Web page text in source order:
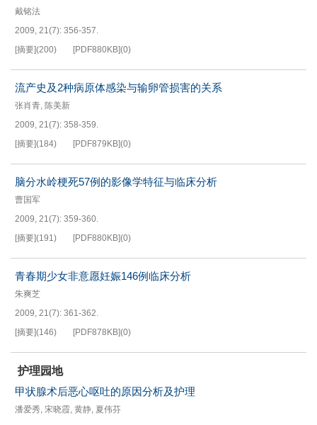
戴铭法
2009, 21(7): 356-357.
[摘要](200) [PDF880KB](0)
流产史及2种病原体感染与输卵管损害的关系
张肖青, 陈美新
2009, 21(7): 358-359.
[摘要](184) [PDF879KB](0)
脑分水岭梗死57例的影像学特征与临床分析
曹国军
2009, 21(7): 359-360.
[摘要](191) [PDF880KB](0)
青春期少女非意愿妊娠146例临床分析
朱爽芝
2009, 21(7): 361-362.
[摘要](146) [PDF878KB](0)
护理园地
甲状腺术后恶心呕吐的原因分析及护理
潘爱秀, 宋晓霞, 黄静, 夏伟芬